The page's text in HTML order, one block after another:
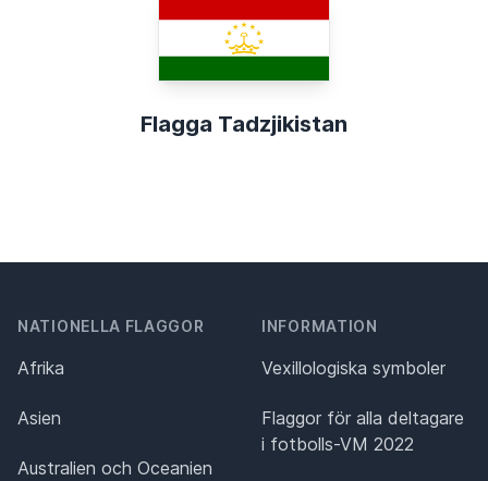
Flagga Tadzjikistan
NATIONELLA FLAGGOR
Afrika
Asien
Australien och Oceanien
INFORMATION
Vexillologiska symboler
Flaggor för alla deltagare
i fotbolls-VM 2022